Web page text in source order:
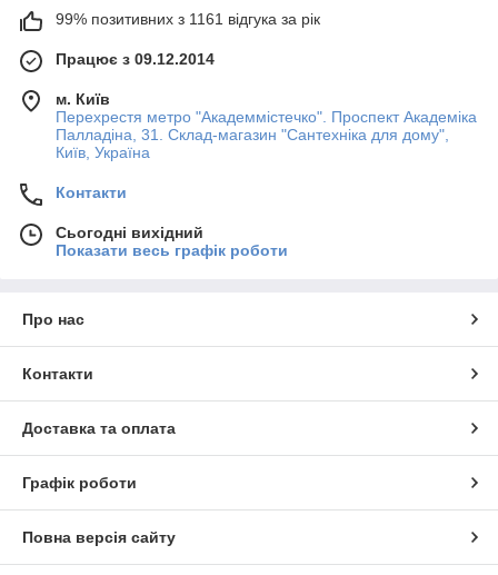
99% позитивних з 1161 відгука за рік
Працює з 09.12.2014
м. Київ
Перехрестя метро "Академмістечко". Проспект Академіка
Палладіна, 31. Склад-магазин "Сантехніка для дому",
Київ, Україна
Контакти
Сьогодні вихідний
Показати весь графік роботи
Про нас
Контакти
Доставка та оплата
Графік роботи
Повна версія сайту